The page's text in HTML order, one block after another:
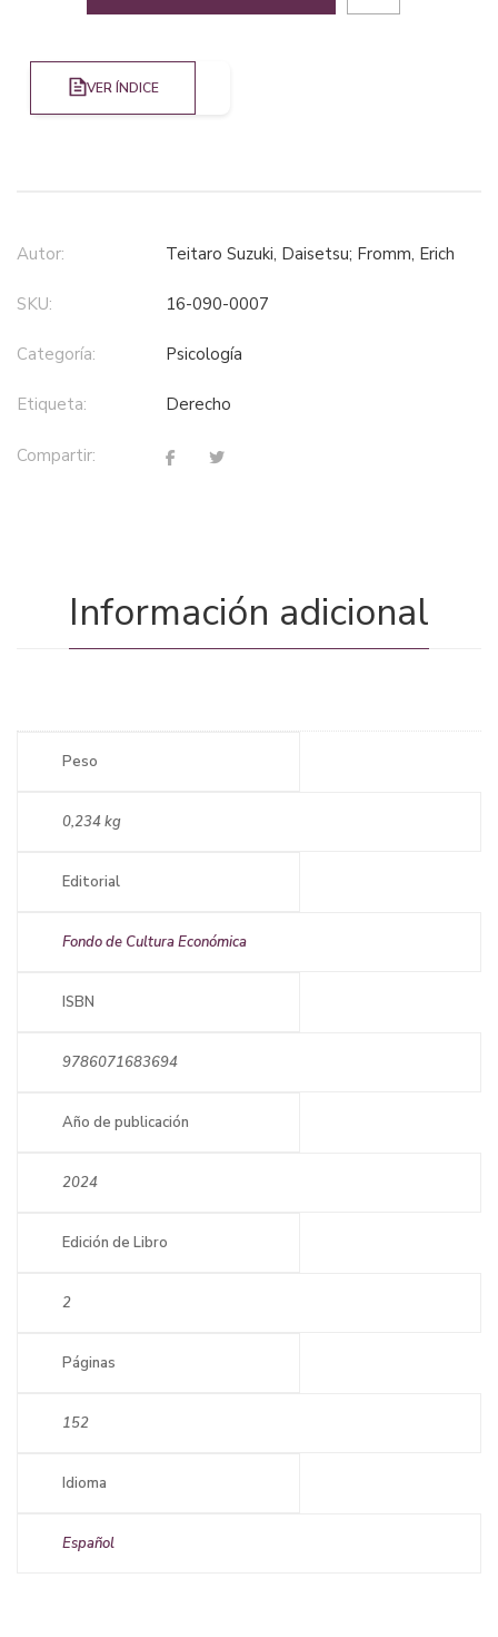
VER ÍNDICE
Autor: Teitaro Suzuki, Daisetsu; Fromm, Erich
SKU: 16-090-0007
Categoría: psicología
Etiqueta: derecho
Compartir:
Información adicional
Peso
0,234 kg
Editorial
Fondo de Cultura Económica
ISBN
9786071683694
Año de publicación
2024
Edición de Libro
2
Páginas
152
Idioma
Español